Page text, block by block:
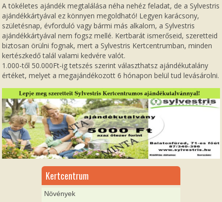
A tökéletes ajándék megtalálása néha nehéz feladat, de a Sylvestris
ajándékkártyával ez könnyen megoldható! Legyen karácsony,
születésnap, évforduló vagy bármi más alkalom, a Sylvestris
ajándékkártyával nem fogsz mellé. Kertbarát ismerőseid, szeretteid
biztosan örülni fognak, mert a Sylvestris Kertcentrumban, minden
kertészkedő talál valami kedvére valót.
1.000-től 50.000Ft-ig tetszés szerint választhatsz ajándékutalány
értéket, melyet a megajándékozott 6 hónapon belül tud levásárolni.
Kertcentrum
Növények